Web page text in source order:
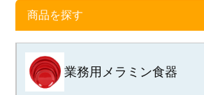
facebook
お問い合わせ
商品を探す
業務用メラミン食器